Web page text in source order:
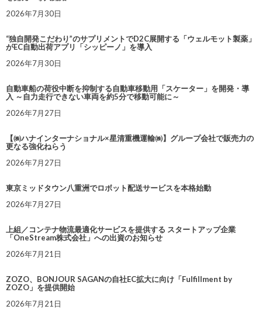
2026年7月30日
“独自開発こだわり”のサプリメントでD2C展開する「ウェルモット製薬」
がEC自動出荷アプリ「シッピーノ」を導入
2026年7月30日
自動車船の荷役中断を抑制する自動車移動用「スケーター」を開発・導
入 ～自力走行できない車両を約5分で移動可能に～
2026年7月27日
【㈱ハナインターナショナル×星清重機運輸㈱】グループ会社で販売力の
更なる強化ねらう
2026年7月27日
東京ミッドタウン八重洲でロボット配送サービスを本格始動
2026年7月27日
上組／コンテナ物流最適化サービスを提供する スタートアップ企業
「OneStream株式会社」への出資のお知らせ
2026年7月21日
ZOZO、BONJOUR SAGANの自社EC拡大に向け「Fulfillment by
ZOZO」を提供開始
2026年7月21日